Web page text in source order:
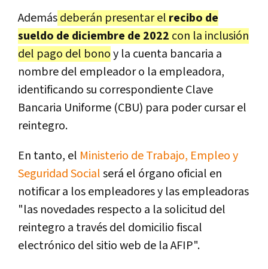
Ademásdeberán presentar el recibo de
sueldo de diciembre de 2022 con la inclusión
del pago del bonoy la cuenta bancaria a
nombre del empleador o la empleadora,
identificando su correspondiente Clave
Bancaria Uniforme (CBU) para poder cursar el
reintegro.
En tanto, el Ministerio de Trabajo, Empleo y
Seguridad Socialserá el órgano oficial en
notificar a los empleadores y las empleadoras
"las novedades respecto a la solicitud del
reintegro a través del domicilio fiscal
electrónico del sitio web de la AFIP".